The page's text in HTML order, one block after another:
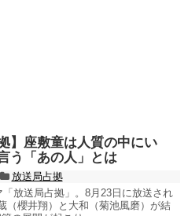
】座敷童は人質の中にい
う「あの人」とは
放送局占拠
「放送局占拠」。8月23日に放送され
（櫻井翔）と大和（菊池風磨）が結